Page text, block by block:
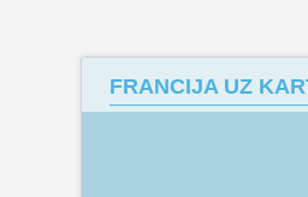
FRANCIJA UZ